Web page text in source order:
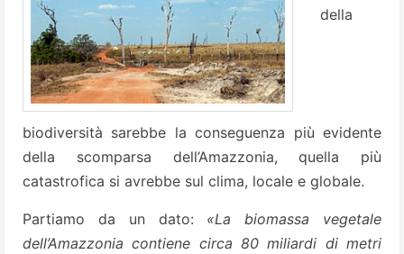
della
biodiversità sarebbe la conseguenza più evidente
della scomparsa dell’Amazzonia, quella più
catastrofica si avrebbe sul clima, locale e globale.
Partiamo da un dato: «La biomassa vegetale
dell’Amazzonia contiene circa 80 miliardi di metri